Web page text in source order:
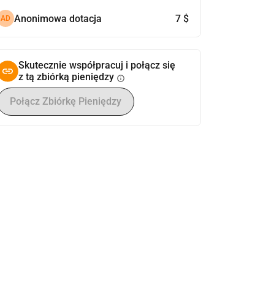
AD Anonimowa dotacja 7 $
Skutecznie współpracuj i połącz się
z tą zbiórką pieniędzy info
Połącz Zbiórkę Pieniędzy